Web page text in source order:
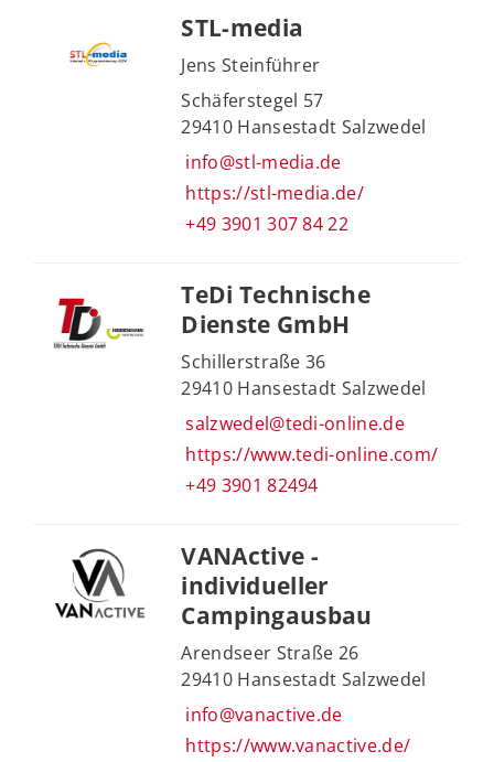
STL-media
Jens Steinführer
Schäferstegel 57
29410 Hansestadt Salzwedel
info@stl-media.de
https://stl-media.de/
+49 3901 307 84 22
TeDi Technische
Dienste GmbH
Schillerstraße 36
29410 Hansestadt Salzwedel
salzwedel@tedi-online.de
https://www.tedi-online.com/
+49 3901 82494
VANActive -
individueller
Campingausbau
Arendseer Straße 26
29410 Hansestadt Salzwedel
info@vanactive.de
https://www.vanactive.de/